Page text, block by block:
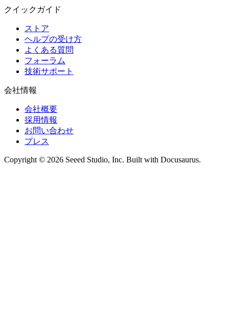
クイックガイド
ストア
ヘルプの受け方
よくある質問
フォーラム
技術サポート
会社情報
会社概要
採用情報
お問い合わせ
プレス
Copyright © 2026 Seeed Studio, Inc. Built with Docusaurus.